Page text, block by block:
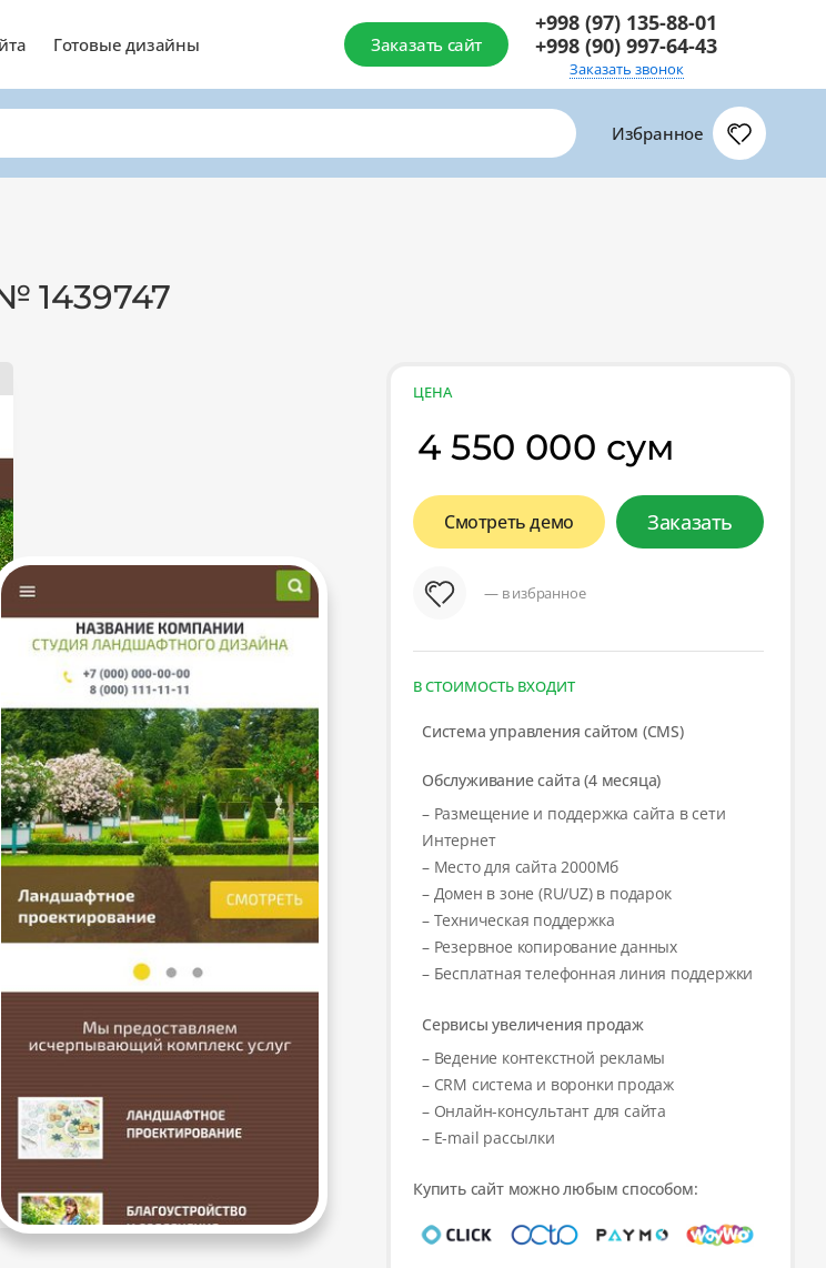
Готовые дизайны Заказать сайт
+998 (97) 135-88-01
+998 (90) 997-64-43
Заказать звонок
Избранное
1439747
ЦЕНА
4 550 000 сум
Смотреть демо Заказать
— в избранное
В СТОИМОСТЬ ВХОДИТ
Система управления сайтом (CMS)
Обслуживание сайта (4 месяца)
– Размещение и поддержка сайта в сети
Интернет
– Место для сайта 2000Мб
– Домен в зоне (RU/UZ) в подарок
– Техническая поддержка
– Резервное копирование данных
– Бесплатная телефонная линия поддержки
Сервисы увеличения продаж
– Ведение контекстной рекламы
– CRM система и воронки продаж
– Онлайн-консультант для сайта
– E-mail рассылки
Купить сайт можно любым способом: